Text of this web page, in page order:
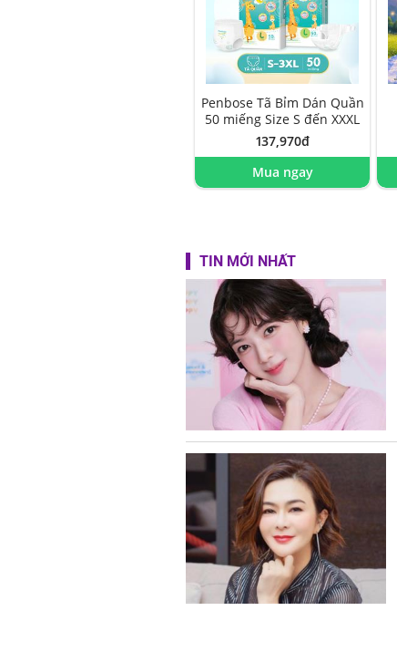
Penbose Tã Bỉm Dán Quần
50 miếng Size S đến XXXL
137,970đ
Mua ngay
TIN MỚI NHẤT